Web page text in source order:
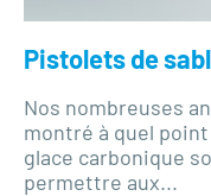
Pistolets de
Nos nombreuses
montré à quel
glace carbonique
permettre aux...